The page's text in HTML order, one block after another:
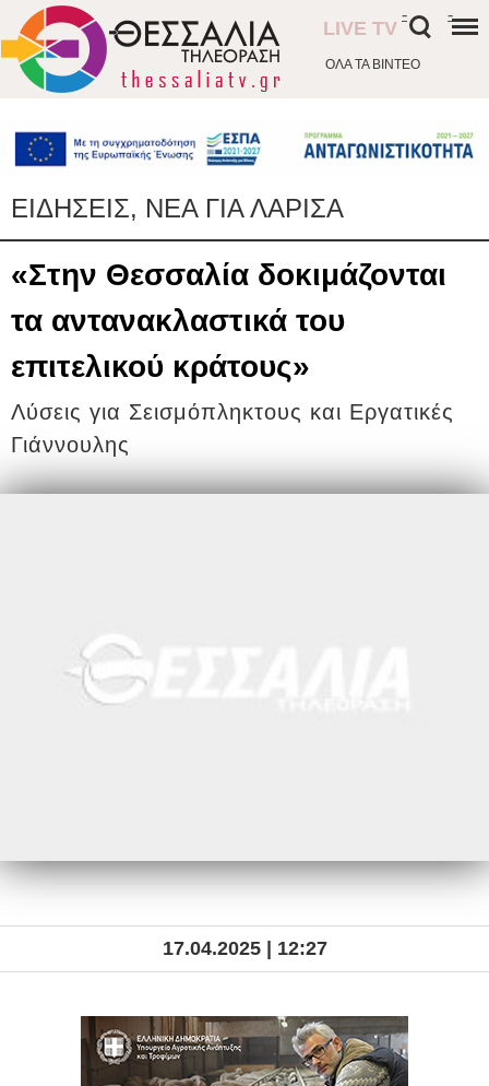
ΟΛΑ ΤΑ ΒΙΝΤΕΟ
LIVE TV
- -
ΕΙΔΗΣΕΙΣ, ΝΕΑ ΓΙΑ ΛΑΡΙΣΑ
«Στην Θεσσαλία δοκιμάζονται
τα αντανακλαστικά του
επιτελικού κράτους»
Λύσεις για Σεισμόπληκτους και Εργατικές
Γιάννουλης
17.04.2025 | 12:27